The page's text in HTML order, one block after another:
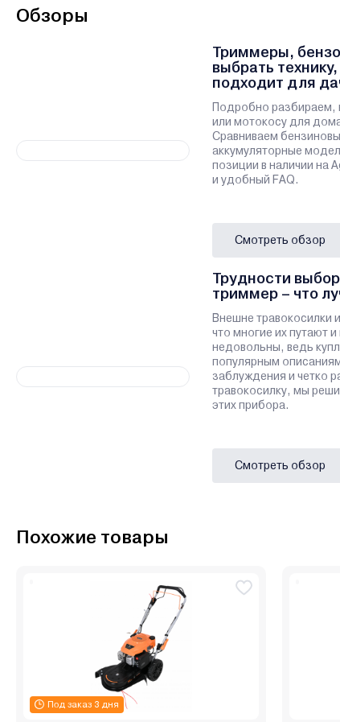
Обзоры
Триммеры,
выбрать
подходит для
участка
Подробно разбираем,
или мотокосу для
Сравниваем
аккумуляторные
позиции в наличии на
и удобный FAQ.
Смотреть обзор
Трудности
триммер – что
Внешне травокосилки
что многие их путают
недовольны, ведь
популярным
заблуждения и четко
травокосилку, мы
этих прибора.
Смотреть обзор
Похожие товары
Под заказ 3 дня